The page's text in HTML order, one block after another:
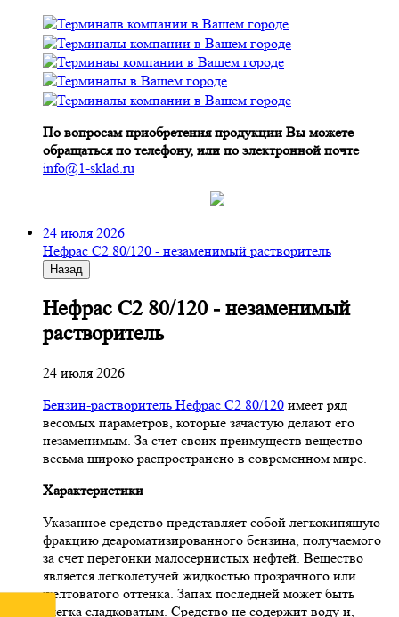
По вопросам приобретения продукции Вы можете
обращаться по телефону, или по электронной почте
info@1-sklad.ru
24 июля 2026
Нефрас С2 80/120 - незаменимый растворитель
Назад
Нефрас С2 80/120 - незаменимый
растворитель
24 июля 2026
Бензин-растворитель Нефрас С2 80/120 имеет ряд
весомых параметров, которые зачастую делают его
незаменимым. За счет своих преимуществ вещество
весьма широко распространено в современном мире.
Характеристики
Указанное средство представляет собой легкокипящую
фракцию деароматизированного бензина, получаемого
за счет перегонки малосернистых нефтей. Вещество
является легколетучей жидкостью прозрачного или
желтоватого оттенка. Запах последней может быть
слегка сладковатым. Средство не содержит воду и,